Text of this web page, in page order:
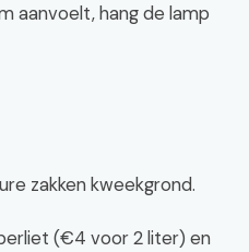
aanvoelt, hang de lamp
zakken kweekgrond.
(€4 voor 2 liter) en